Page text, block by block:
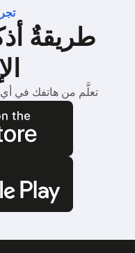
طريقةٌ
تعلَّم من هاتفك في